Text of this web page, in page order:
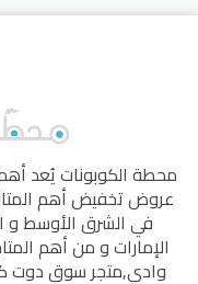
محطة الكوبوناتيُعد
عروض تخفيض أهم
في الشرق الأوسط و
الإمارات و من أهم
وادي,متجر سوق دوت